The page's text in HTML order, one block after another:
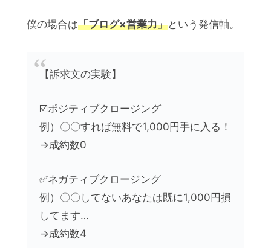
僕の場合は「ブログ×営業力」という発信軸。
【訴求文の実験】
☑️ポジティブクロージング
例）〇〇すれば無料で1,000円手に入る！
→成約数0
✅ネガティブクロージング
例）〇〇してないあなたは既に1,000円損
してます…
→成約数4